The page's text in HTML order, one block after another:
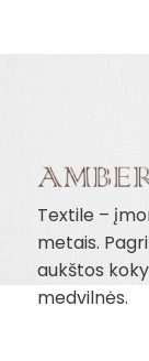
Textile –
metais.
aukštos
medvilnės.